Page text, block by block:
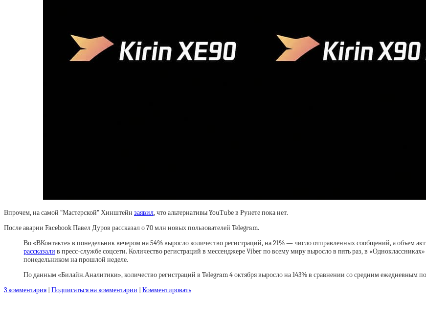
Впрочем, на самой “Мастерской” Хинштейн заявил, что альтернативы YouTube в Рунете пока нет.
После аварии Facebook Павел Дуров рассказал о 70 млн новых пользователей Telegram.
Во «ВКонтакте» в понедельник вечером на 54% выросло количество регистраций, на 21% — число отправленных сообщений, а объем
рассказали в пресс-службе соцсети. Количество регистраций в мессенджере Viber по всему миру выросло в пять раз, в
понедельником на прошлой неделе.
По данным «Билайн.Аналитики», количество регистраций в Telegram 4 октября выросло на 143% в сравнении со средним ежедневным
3 комментария Подписаться на комментарии
Комментировать